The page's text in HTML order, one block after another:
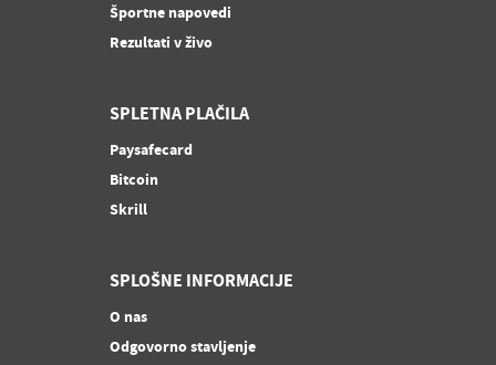
Športne napovedi
Rezultati v živo
SPLETNA PLAČILA
Paysafecard
Bitcoin
Skrill
SPLOŠNE INFORMACIJE
O nas
Odgovorno stavljenje